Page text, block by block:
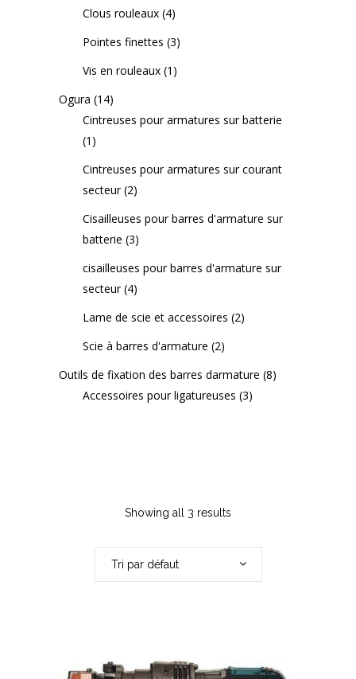
Clous rouleaux (4)
Pointes finettes (3)
Vis en rouleaux (1)
Ogura (14)
Cintreuses pour armatures sur batterie
(1)
Cintreuses pour armatures sur courant
secteur (2)
Cisailleuses pour barres d'armature sur
batterie (3)
cisailleuses pour barres d'armature sur
secteur (4)
Lame de scie et accessoires (2)
Scie à barres d'armature (2)
Outils de fixation des barres darmature (8)
Accessoires pour ligatureuses (3)
Showing all 3 results
Tri par défaut